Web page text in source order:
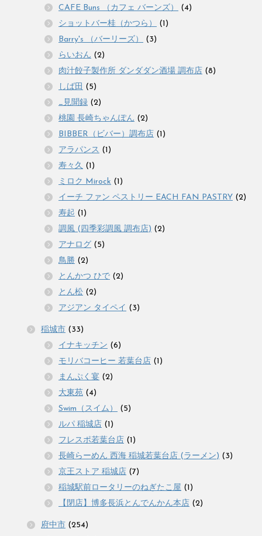
CAFE Buns （カフェ バーンズ）
(4)
ショットバー桂（かつら）
(1)
Barry's （バーリーズ）
(3)
らいおん (2)
肉汁餃子製作所 ダンダダン酒場 調布店 (8)
しば田 (5)
_見聞録 (2)
桃園 長崎ちゃんぽん (2)
BIBBER（ビバー）調布店 (1)
アラパンス (1)
寿々久 (1)
ミロク Mirock (1)
イーチ ファン ペストリー EACH FAN PASTRY (2)
寿起 (1)
調風 (四季彩調風 調布店) (2)
アナログ (5)
鳥勝 (2)
とんかつ ひで (2)
とん松 (2)
アジアン タイペイ (3)
稲城市 (33)
イナキッチン (6)
モリバコーヒー 若葉台店 (1)
まんぷく宴 (2)
大東苑 (4)
Swim（スイム）
(5)
ルパ 稲城店 (1)
フレスポ若葉台店 (1)
長崎らーめん 西海 稲城若葉台店 (ラーメン) (3)
京王ストア 稲城店 (7)
稲城駅前ロータリーのねぎたこ屋 (1)
【閉店】博多長浜とんでんかん本店 (2)
府中市 (254)